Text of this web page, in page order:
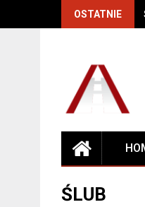
OSTATNIE
ŚLUB